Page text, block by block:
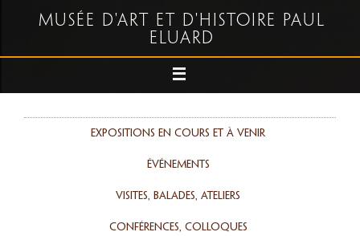
Musée d'art et d'histoire Paul
Eluard
Expositions en cours et à venir
événements
Visites, balades, ateliers
Conférences, colloques